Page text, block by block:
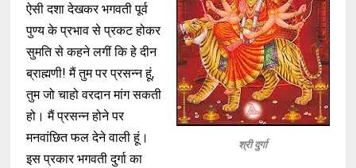
श्री दुर्गा
ऐसी दशा देखकर भगवती पूर्व
पुण्य के प्रभाव से प्रकट होकर
सुमति से कहने लगीं कि हे दीन
ब्राह्मणी! मैं तुम पर प्रसन्न हूं,
तुम जो चाहो वरदान मांग सकती
हो। मैं प्रसन्न होने पर
मनवांछित फल देने वाली हूं।
इस प्रकार भगवती दुर्गा का